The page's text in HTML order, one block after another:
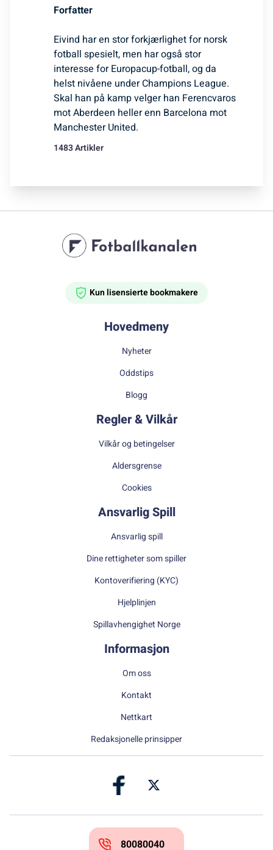
Forfatter
Eivind har en stor forkjærlighet for norsk
fotball spesielt, men har også stor
interesse for Europacup-fotball, og da
helst nivåene under Champions League.
Skal han på kamp velger han Ferencvaros
mot Aberdeen heller enn Barcelona mot
Manchester United.
1483 Artikler
Kun lisensierte bookmakere
Hovedmeny
Nyheter
Oddstips
Blogg
Regler & Vilkår
Vilkår og betingelser
Aldersgrense
Cookies
Ansvarlig Spill
Ansvarlig spill
Dine rettigheter som spiller
Kontoverifiering (KYC)
Hjelplinjen
Spillavhengighet Norge
Informasjon
Om oss
Kontakt
Nettkart
Redaksjonelle prinsipper
80080040